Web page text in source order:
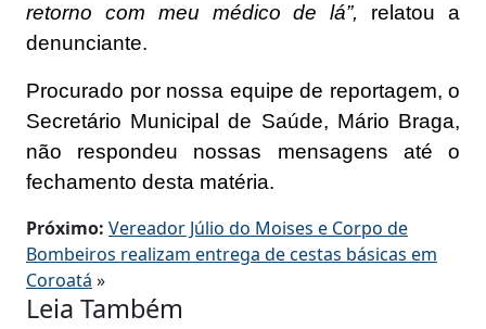
retorno com meu médico de lá”,
relatou a
denunciante.
Procurado por nossa equipe de reportagem, o
Secretário Municipal de Saúde, Mário Braga,
não respondeu nossas mensagens até o
fechamento desta matéria.
Próximo: Vereador Júlio do Moises e Corpo de
Bombeiros realizam entrega de cestas básicas em
Coroatá »
Leia Também